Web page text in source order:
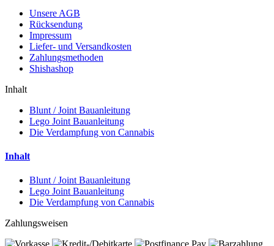
Unsere AGB
Rücksendung
Impressum
Liefer- und Versandkosten
Zahlungsmethoden
Shishashop
Inhalt
Blunt / Joint Bauanleitung
Lego Joint Bauanleitung
Die Verdampfung von Cannabis
Inhalt
Blunt / Joint Bauanleitung
Lego Joint Bauanleitung
Die Verdampfung von Cannabis
Zahlungsweisen